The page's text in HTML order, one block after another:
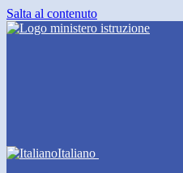
Salta al contenuto
Italiano